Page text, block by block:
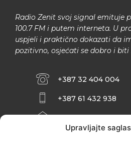
Upravljajte
Radio Zenit svoj signal emituje
100.7 FM i putem interneta. U
uspjeli i praktično dokazati da
pozitivno, osjećati se dobro i biti
+387 32 404 004
+387 61 432 938
INFO@ZENIT.BA